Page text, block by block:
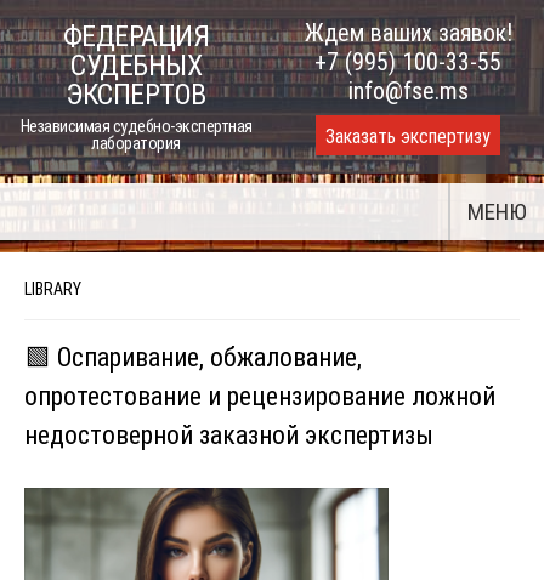
Skip
to
content
ФЕДЕРАЦИЯ
СУДЕБНЫХ
ЭКСПЕРТОВ
Независимая судебно-экспертная
лаборатория
Ждем ваших заявок!
+7 (995) 100-33-55
info@fse.ms
Заказать экспертизу
МЕНЮ
LIBRARY
🟩 Оспаривание, обжалование,
опротестование и рецензирование ложной
недостоверной заказной экспертизы